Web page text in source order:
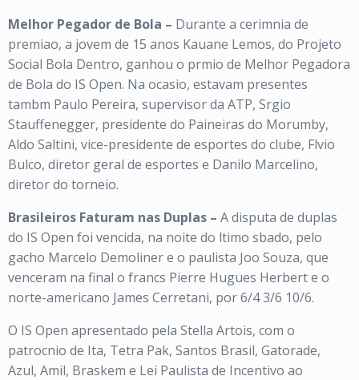
Melhor Pegador de Bola – Durante a cerimnia de
premiao, a jovem de 15 anos Kauane Lemos, do Projeto
Social Bola Dentro, ganhou o prmio de Melhor Pegadora
de Bola do IS Open. Na ocasio, estavam presentes
tambm Paulo Pereira, supervisor da ATP, Srgio
Stauffenegger, presidente do Paineiras do Morumby,
Aldo Saltini, vice-presidente de esportes do clube, Flvio
Bulco, diretor geral de esportes e Danilo Marcelino,
diretor do torneio.
Brasileiros Faturam nas Duplas – A disputa de duplas
do IS Open foi vencida, na noite do ltimo sbado, pelo
gacho Marcelo Demoliner e o paulista Joo Souza, que
venceram na final o francs Pierre Hugues Herbert e o
norte-americano James Cerretani, por 6/4 3/6 10/6.
O IS Open apresentado pela Stella Artois, com o
patrocnio de Ita, Tetra Pak, Santos Brasil, Gatorade,
Azul, Amil, Braskem e Lei Paulista de Incentivo ao